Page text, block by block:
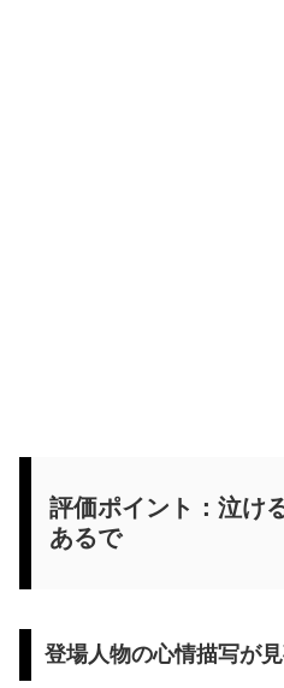
評価ポイント：泣け
あるで
登場人物の心情描写が